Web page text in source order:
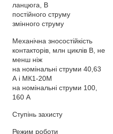
ланцюга, В
постійного струму
змінного струму
Механічна зносостійкість
контакторів, млн циклів В, не
менш ніж
на номінальні струми 40,63
А і МК1-20М
на номінальні струми 100,
160 А
Ступінь захисту
Режим роботи